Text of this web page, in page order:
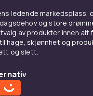
ledende markedsplass,
og store
av produkter innen alt
hage, skjønnhet og
og slett.